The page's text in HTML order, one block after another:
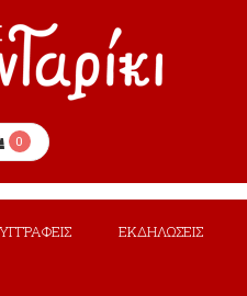
0
ΕΚΔΗΛΩΣΕΙΣ